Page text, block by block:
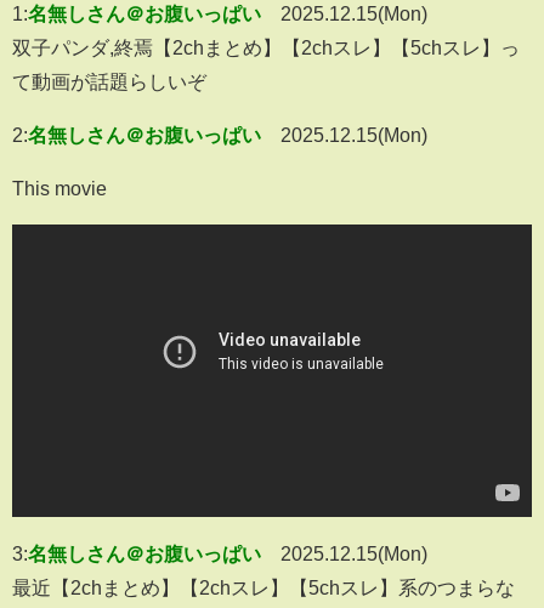
1:名無しさん＠お腹いっぱい
2025.12.15(Mon)
双子パンダ,終焉【2chまとめ】【2chスレ】【5chスレ】っ
て動画が話題らしいぞ
2:名無しさん＠お腹いっぱい 2025.12.15(Mon)
This movie
3:名無しさん＠お腹いっぱい
2025.12.15(Mon)
最近【2chまとめ】【2chスレ】【5chスレ】系のつまらな